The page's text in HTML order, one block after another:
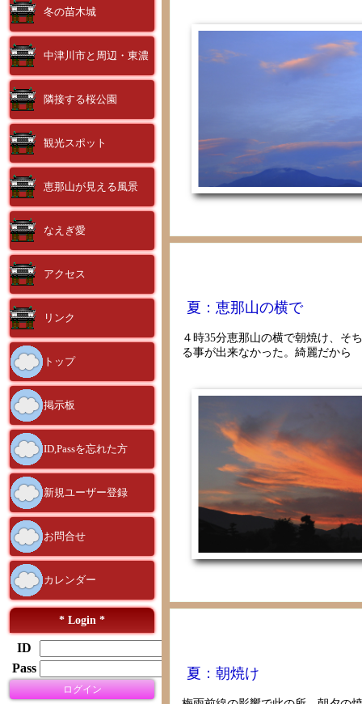
冬の苗木城
中津川市と周辺・東濃
隣接する桜公園
観光スポット
恵那山が見える風景
なえぎ愛
アクセス
リンク
トップ
掲示板
ID,Passを忘れた方
新規ユーザー登録
お問合せ
カレンダー
* Login *
ID
Pass
ログイン
夏：恵那山の横で
４時35分恵那山の横で朝焼け、そ
る事が出来なかった。綺麗だから
夏：朝焼け